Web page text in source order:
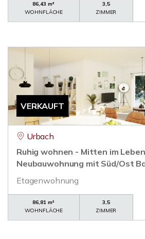
86,43 m²
WOHNFLÄCHE
3,5
ZIMMER
VERKAUFT
Urbach
Ruhig wohnen - Mitten im
Neubauwohnung mit Süd/Ost
Etagenwohnung
86,81 m²
WOHNFLÄCHE
3,5
ZIMMER